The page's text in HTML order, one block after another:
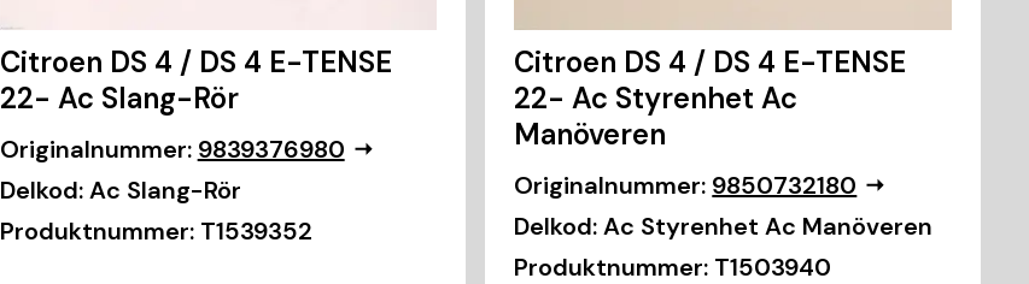
Citroen DS 4 / DS 4 E-TENSE
22- Ac Slang-Rör
Originalnummer: 9839376980
Delkod: Ac Slang-Rör
Produktnummer: T1539352
Citroen DS 4 / DS 4 E-TENSE
22- Ac Styrenhet Ac
Manöveren
Originalnummer: 9850732180
Delkod: Ac Styrenhet Ac Manöveren
Produktnummer: T1503940